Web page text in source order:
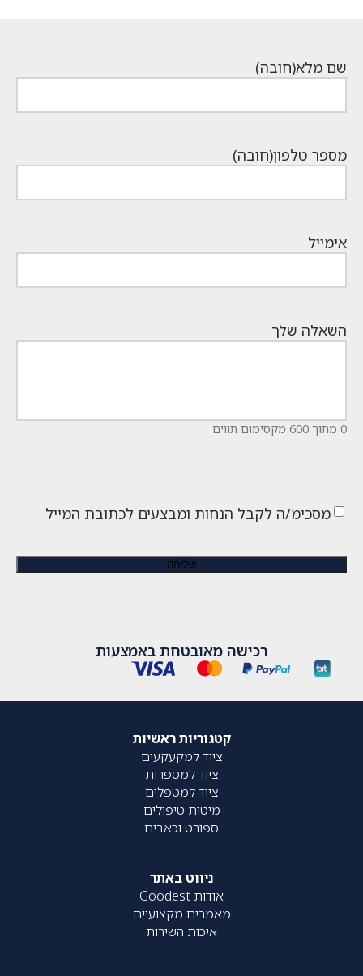
שם מלא(חובה)
מספר טלפון(חובה)
אימייל
השאלה שלך
0 מתוך 600 מקסימום תווים
מסכימ/ה לקבל הנחות ומבצעים לכתובת המייל
רכישה מאובטחת באמצעות
קטגוריות ראשיות
ציוד למקעקעים
ציוד למספרות
ציוד למטפלים
מיטות טיפולים
ספורט וכאבים
ניווט באתר
אודות Goodest
מאמרים מקצועיים
איכות השירות